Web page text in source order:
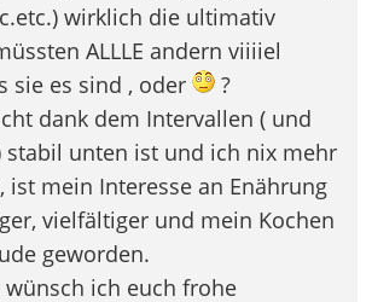
wirklich die ultimativ
ALLLE andern viiiiel
sie es sind , oder
?
dank dem Intervallen ( und
stabil unten ist und ich nix mehr
ist mein Interesse an Enährung
vielfältiger und mein Kochen
geworden.
ich euch frohe